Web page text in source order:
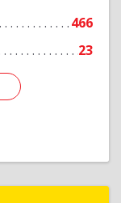
466
23